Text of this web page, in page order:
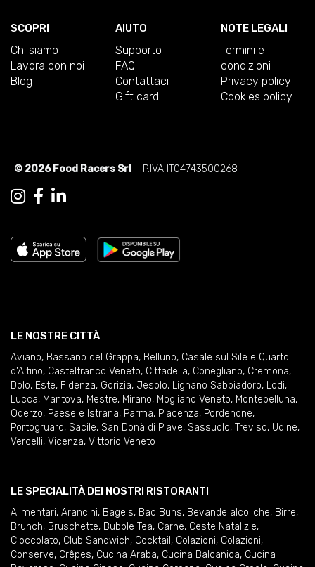
SCOPRI
Chi siamo
Lavora con noi
Blog
AIUTO
Supporto
FAQ
Contattaci
Gift card
NOTE LEGALI
Termini e
condizioni
Privacy policy
Cookies policy
© 2026 Food Racers Srl - P.IVA IT04743500268
LE NOSTRE CITTÀ
Aviano, Bassano del Grappa, Belluno, Casale sul Sile e Quarto
d'Altino, Castelfranco Veneto, Cittadella, Conegliano, Cremona,
Dolo, Este, Fidenza, Gorizia, Jesolo, Lignano Sabbiadoro, Lodi,
Lucca, Mantova, Mestre, Mirano, Mogliano Veneto, Montebelluna,
Oderzo, Paese e Istrana, Parma, Piacenza, Pordenone,
Portogruaro, Sacile, San Donà di Piave, Sassuolo, Treviso, Udine,
Vercelli, Vicenza, Vittorio Veneto
LE SPECIALITÀ DEI NOSTRI RISTORANTI
Alimentari, Arancini, Bagels, Bao Buns, Bevande alcoliche, Birre,
Brunch, Bruschette, Bubble Tea, Carne, Ceste Natalizie,
Cioccolato, Club Sandwich, Cocktail , Colazioni, Colazioni,
Conserve, Crêpes, Cucina Araba, Cucina Balcanica, Cucina